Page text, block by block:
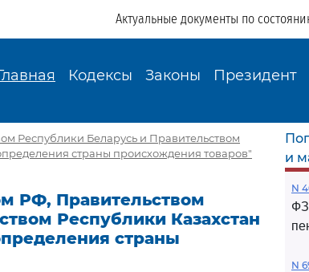
Актуальные документы по
Кодексы Законы Президент
Республики Беларусь и Правительством
страны происхождения товаров"
РФ, Правительством
Республики Казахстан
страны
и
N
ФЗ
N